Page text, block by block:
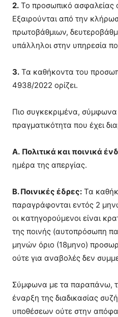
2. Το προσωπικό ασφαλείας
Εξαιρούνται από την
πρωτοβάθμιων,
υπάλληλοι στην υπηρεσία
3. Τα καθήκοντα του
4938/2022 ορίζει.
Πιο συγκεκριμένα, σύμφωνα
πραγματικότητα που έχει
Α. Πολιτικά και ποινικά
ημέρα της απεργίας.
Β. Ποινικές έδρες: Τα
παραγράφονται εντός 2
οι κατηγορούμενοι είναι
της ποινής (αυτοπρόσωπη
μηνών όριο (18μηνο)
ούτε για αναβολές δεν
Σύμφωνα με τα παραπάνω,
έναρξη της διαδικασίας
υποθέσεων ούτε στην